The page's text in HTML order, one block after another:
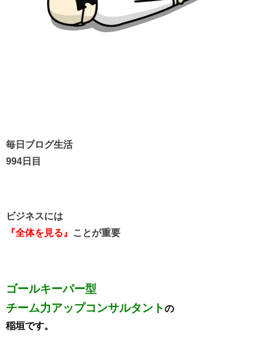
毎日ブログ生活
994日目
ビジネスには
『全体を見る』
ことが重要
ゴールキーパー型
チーム力アップコンサルタントの
稲垣です。